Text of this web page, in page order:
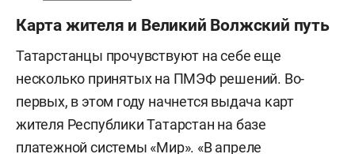
Карта жителя и Великий Волжский путь
Татарстанцы прочувствуют на себе еще
несколько принятых на ПМЭФ решений. Во-
первых, в этом году начнется выдача карт
жителя Республики Татарстан на базе
платежной системы «Мир». «В апреле